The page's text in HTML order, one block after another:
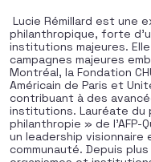
Lucie Rémillard est une
philanthropique, forte
institutions majeures.
campagnes majeures
Montréal, la Fondation
Américain de Paris et
contribuant à des
institutions. Lauréate du
philanthropie » de
un leadership visionnaire
communauté. Depuis